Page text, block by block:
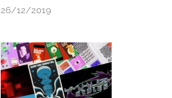
26/12/2019